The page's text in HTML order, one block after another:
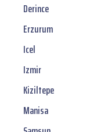
Derince
Erzurum
Icel
Izmir
Kiziltepe
Manisa